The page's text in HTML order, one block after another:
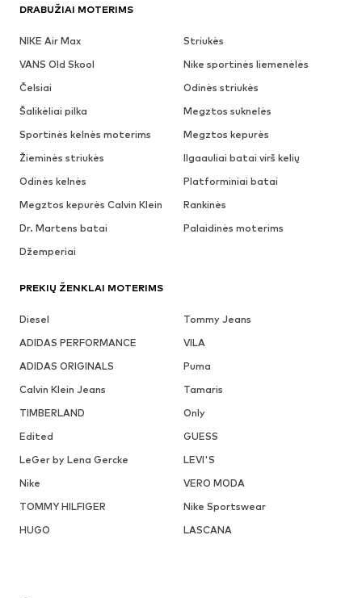
DRABUŽIAI MOTERIMS
NIKE Air Max
Striukės
VANS Old Skool
Nike sportinės liemenėlės
Čelsiai
Odinės striukės
Šalikėliai pilka
Megztos suknelės
Sportinės kelnės moterims
Megztos kepurės
Žieminės striukės
Ilgaauliai batai virš kelių
Odinės kelnės
Platforminiai batai
Megztos kepurės Calvin Klein
Rankinės
Dr. Martens batai
Palaidinės moterims
Džemperiai
PREKIŲ ŽENKLAI MOTERIMS
Diesel
Tommy Jeans
ADIDAS PERFORMANCE
VILA
ADIDAS ORIGINALS
Puma
Calvin Klein Jeans
Tamaris
TIMBERLAND
Only
Edited
GUESS
LeGer by Lena Gercke
LEVI'S
Nike
VERO MODA
TOMMY HILFIGER
Nike Sportswear
HUGO
LASCANA